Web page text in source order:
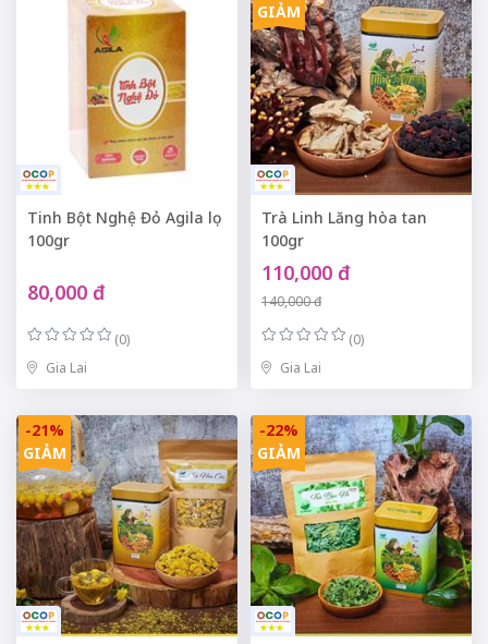
Tinh Bột Nghệ Đỏ Agila lọ
100gr
80,000 đ
(0)
Gia Lai
GIẢM
Trà Linh Lăng hòa tan
100gr
110,000 đ
140,000 đ
(0)
Gia Lai
-21%
GIẢM
-22%
GIẢM